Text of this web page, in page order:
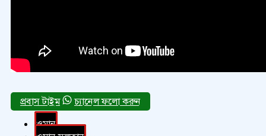
চ্যানেল ফলো করুন
ওমান